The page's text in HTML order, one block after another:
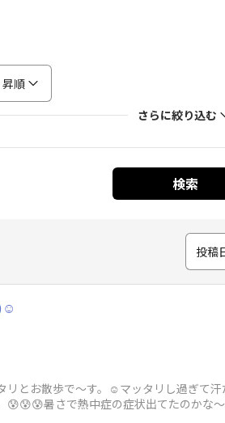
昇順
さらに絞り込む
検索
投稿
リとお散歩で〜す。☺️マッタリし過ぎて
😰😰😰暑さで熱中症の症状出てたのかな